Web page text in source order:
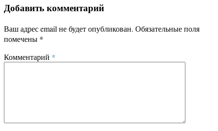
Добавить комментарий
Ваш адрес email не будет опубликован. Обязательные поля
помечены *
Комментарий *